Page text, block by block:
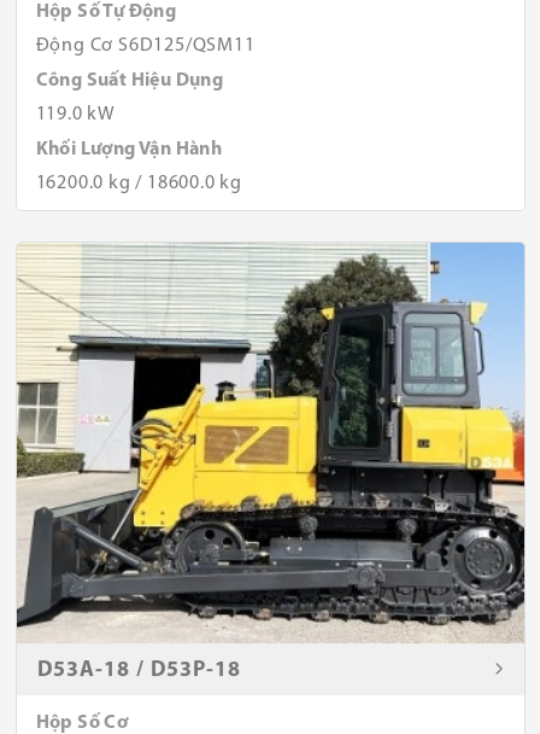
Hộp Số Tự Động
Động Cơ S6D125/QSM11
Công Suất Hiệu Dụng
119.0 kW
Khối Lượng Vận Hành
16200.0 kg / 18600.0 kg
D53A-18 / D53P-18
Hộp Số Cơ